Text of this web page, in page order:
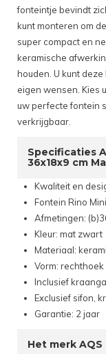
fonteintje bevindt
kunt monteren om
super compact en
keramische
houden. U kunt
eigen wensen. Kies
uw perfecte fontein
verkrijgbaar.
Specificaties
36x18x9 cm
Kwaliteit en
Fontein Rino Mini
Afmetingen:
Kleur: mat zwart
Materiaal:
Vorm: rechthoek
Inclusief
Exclusief sifon,
Garantie: 2 jaar
Het merk AQS